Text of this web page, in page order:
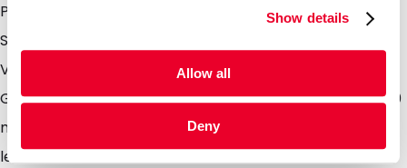
Show details
Allow all
Deny
Pulver und Sportnahrung, Pillen, Samen, Süßigkeiten,
Schmuck, Cremes, Perlen und natürlich für den
Versand von Mustern an Ihre Kunden. Es stehen zwei
Größen zur Auswahl: 70 mm x 110 mm und 80 mm x 130
mm. Durch die Aufreißkerben lassen sich die Beutel
leicht öffnen. Alle Größen und Farben sind mit oder